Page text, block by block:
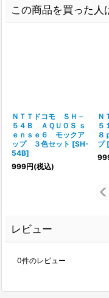
この商品を買った人
ＮＴＴドコモ ＳＨ－
５４Ｂ ＡＱＵＯＳ ｓ
ｅｎｓｅ６ モックア
ップ ３色セット [SH-
54B]
999円(税込)
Ｎ
５
８
プ [
レビュー
0件のレビュー